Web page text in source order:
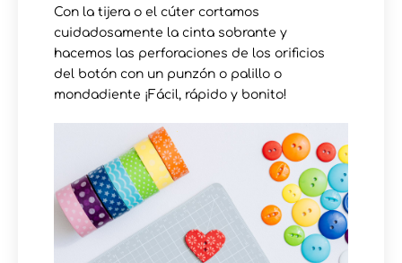
Con la tijera o el cúter cortamos
cuidadosamente la cinta sobrante y
hacemos las perforaciones de los orificios
del botón con un punzón o palillo o
mondadiente ¡Fácil, rápido y bonito!